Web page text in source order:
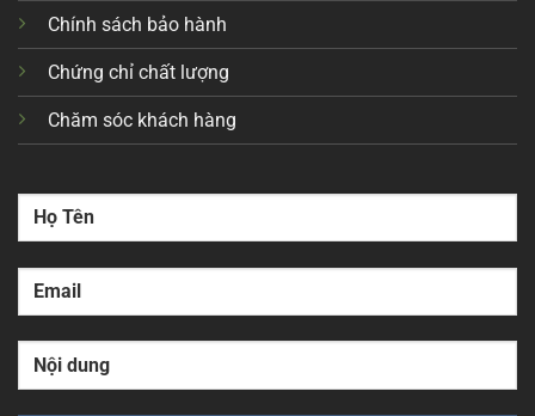
Chính sách bảo hành
Chứng chỉ chất lượng
Chăm sóc khách hàng